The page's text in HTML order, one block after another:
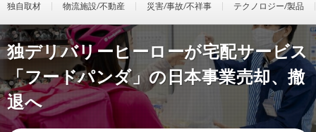
独自取材 物流施設/不動産 災害/事故/不祥事 テクノロジー/製品
独デリバリーヒーローが宅配サービス
「フードパンダ」の日本事業売却、撤
退へ